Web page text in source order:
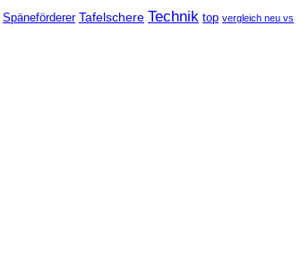
Späneförderer Tafelschere Technik top vergleich neu vs